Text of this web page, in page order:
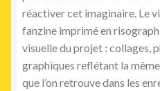
réactiver cet imaginaire. Le
fanzine imprimé en
visuelle du projet : collages,
graphiques reflétant la
que l’on retrouve dans les